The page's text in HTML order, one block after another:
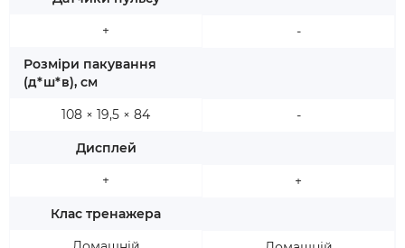
+
Розміри пакування
(д*ш*в), см
108 × 19,5 × 84
Дисплей
+
Клас тренажера
-
-
+